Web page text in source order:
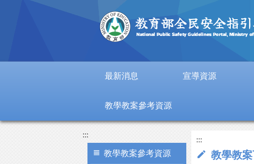
最新消息 宣導資源
教學教案參考資源
:::
教學教案參考資源
:::
教學教